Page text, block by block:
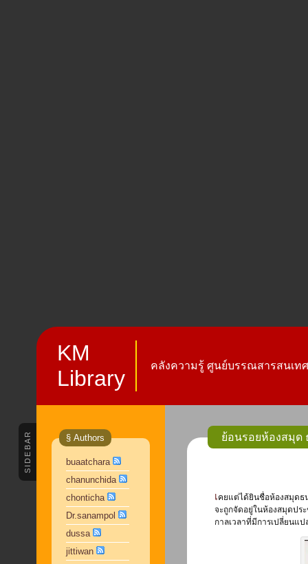
KM
Library
คลังความรู้ ศูนย์บรรณสารสนเท
SIDEBAR § Authors
buaatchara
chanunchida
chonticha
Dr.sanampol
dussa
jittiwan
ย้อนรอยห้องสมุด
เคยแต่ได้ยินชื่อห้องสมุดธนาคารศรีนคร ตั้งแต่เมื่อสมัยเรียนบรรณารักษศาสตร์ เพราะห้องสมุดธนาคารศรีนคร
จะถูกจัดอยู่ในห้องสมุดปร
กาลเวลาที่มีการเปลี่ยนแ